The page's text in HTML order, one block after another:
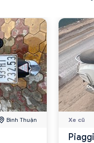
Bình Thuận Xe cũ